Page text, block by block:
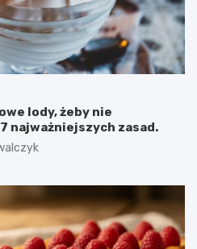
lody, żeby nie
najważniejszych zasad.